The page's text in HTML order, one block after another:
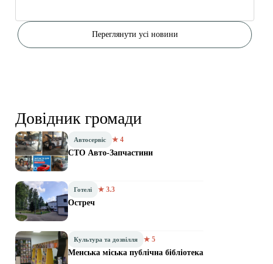
Переглянути усі новини
Довідник громади
Автосервіс ★ 4
СТО Авто-Запчастини
Готелі ★ 3.3
Остреч
Культура та дозвілля ★ 5
Менська міська публічна бібліотека